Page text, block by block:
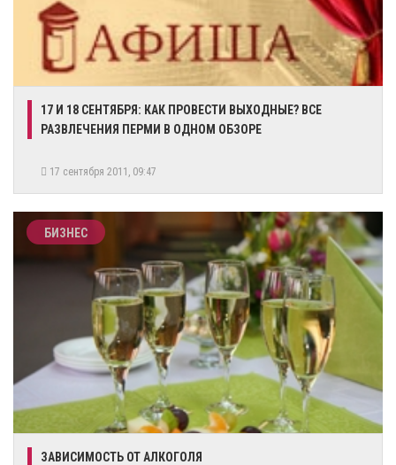
17 И 18 СЕНТЯБРЯ: КАК ПРОВЕСТИ ВЫХОДНЫЕ? ВСЕ
РАЗВЛЕЧЕНИЯ ПЕРМИ В ОДНОМ ОБЗОРЕ
17 сентября 2011, 09:47
БИЗНЕС
ЗАВИСИМОСТЬ ОТ АЛКОГОЛЯ